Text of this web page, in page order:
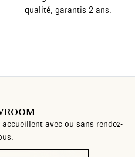
qualité, garantis 2 ans.
avec ou sans rendez-